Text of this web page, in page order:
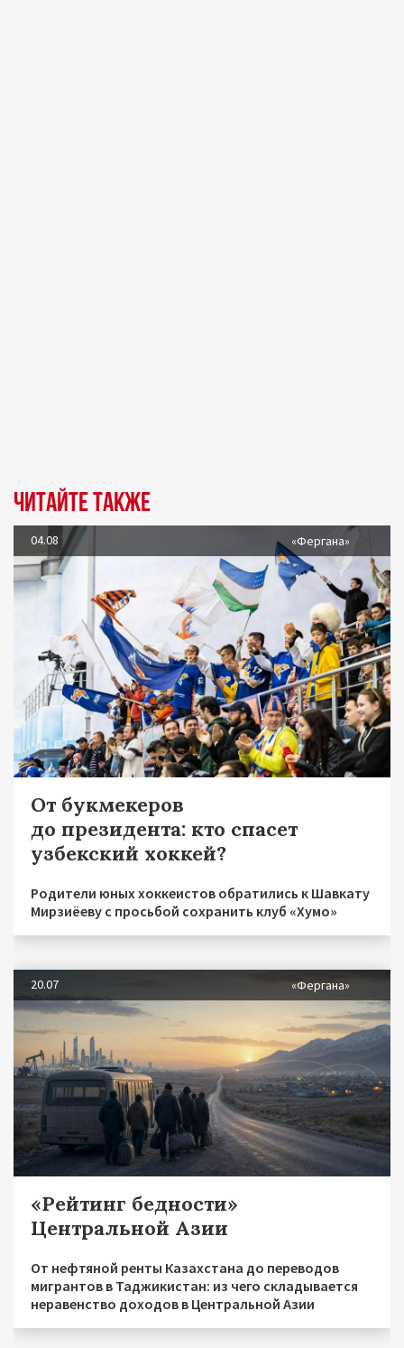
Читайте также
04.08 «Фергана»
От букмекеров
до президента: кто спасет
узбекский хоккей?
Родители юных хоккеистов обратились к Шавкату
Мирзиёеву с просьбой сохранить клуб «Хумо»
20.07 «Фергана»
«Рейтинг бедности»
Центральной Азии
От нефтяной ренты Казахстана до переводов
мигрантов в Таджикистан: из чего складывается
неравенство доходов в Центральной Азии